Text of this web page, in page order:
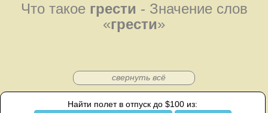
Что такое грести - Значение слов
«грести»
свернуть всё
Найти полет в отпуск до $100 из: